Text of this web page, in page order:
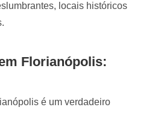
locais históricos
Florianópolis:
é um verdadeiro